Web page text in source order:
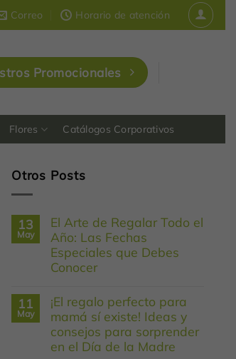
que dejan huella en Colombia
Correo Horario de atención
Promocionales
Flores Catálogos Corporativos
Otros Posts
13
May
El Arte de Regalar Todo el
Año: Las Fechas
Especiales que Debes
Conocer
comentarios
en
El
Arte
de
Regalar
11
May
¡El regalo perfecto para
mamá sí existe! Ideas y
consejos para sorprender
en el Día de la Madre